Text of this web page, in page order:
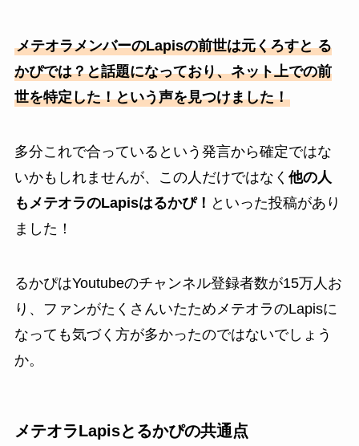
メテオラメンバーのLapisの前世は元くろすと る
かぴでは？と話題になっており、ネット上での前
世を特定した！という声を見つけました！
多分これで合っているという発言から確定ではな
いかもしれませんが、この人だけではなく 他の人
もメテオラのLapisはるかぴ！ といった投稿があり
ました！
るかぴはYoutubeのチャンネル登録者数が15万人お
り、ファンがたくさんいたためメテオラのLapisに
なっても気づく方が多かったのではないでしょう
か。
メテオラLapisとるかぴの共通点